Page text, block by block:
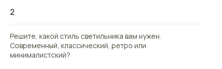
2
Решите, какой стиль светильника вам нужен.
Современный, классический, ретро или
минималистский?